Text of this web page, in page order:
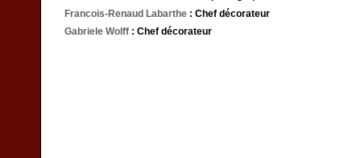
Francois-Renaud Labarthe : Chef décorateur
Gabriele Wolff : Chef décorateur